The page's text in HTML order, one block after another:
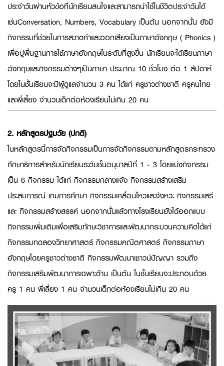
ประจำวันผ่านหัวข้อที่นักเรียนสนใจและสามารถนำใช้ในชีวิตประจำวันได้
เช่นConversation, Numbers, Vocabulary เป็นต้น นอกจากนั้น ยังมี
กิจกรรมที่ช่วยในการสะกดคำและออกเสียงเป็นภาษาอังกฤษ ( Phonics )
เพื่อปูพื้นฐานการใช้ภาษาอังกฤษในระดับที่สูงขึ้น นักเรียนจะได้เรียนภาษา
อังกฤษและกิจกรรมต่างๆเป็นภาษา ประมาณ 10 ชั่วโมง ต่อ 1 สัปดาห์
โดยในชั้นเรียนจะมีผู้ดูแลจำนวน 3 คน ได้แก่ ครูชาวต่างชาติ ครูคนไทย
และพี่เลี้ยง จำนวนเด็กต่อห้องเรียนไม่เกิน 20 คน
2. หลักสูตรปฐมวัย (ปกติ)
ในหลักสูตรนี้การจัดกิจกรรมเป็นการจัดกิจกรรมตามหลักสูตรกระทรวง
ศึกษาธิการสำหรับนักเรียนระดับชั้นอนุบาลปีที่ 1 - 3 โดยแบ่งกิจกรรม
เป็น 6 กิจกรรม ได้แก่ กิจกรรมกลางแจ้ง กิจกรรมสร้างเสริม
ประสบการณ์ เกมการศึกษา กิจกรรมเคลื่อนไหวและจังหวะ กิจกรรมเสรี
และ กิจกรรมสร้างสรรค์ นอกจากนั้นแล้วทางโรงเรียนยังได้ออกแบบ
กิจกรรมเพิ่มเติมเพื่อเสริมทักษะวิชาการและพัฒนากระบวนความคิดได้แก่
กิจกรรมทดลองวิทยาศาสตร์ กิจกรรมคณิตศาสตร์ กิจกรรมภาษา
อังกฤษโดยครูชาวต่างชาติ กิจกรรมพัฒนาเชาวน์ปัญญา รวมถึง
กิจกรรมเสริมพัฒนาการเฉพาะด้าน เป็นต้น ในชั้นเรียนจะประกอบด้วย
ครู 1 คน พี่เลี้ยง 1 คน จำนวนเด็กต่อห้องเรียนไม่เกิน 20 คน